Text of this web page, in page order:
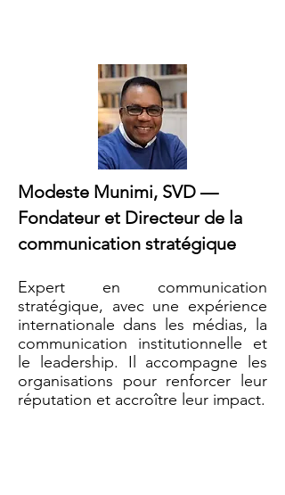
Modeste Munimi, SVD —
Fondateur et Directeur de la
communication stratégique
Expert en communication
stratégique, avec une expérience
internationale dans les médias, la
communication institutionnelle et
le leadership. Il accompagne les
organisations pour renforcer leur
réputation et accroître leur impact.